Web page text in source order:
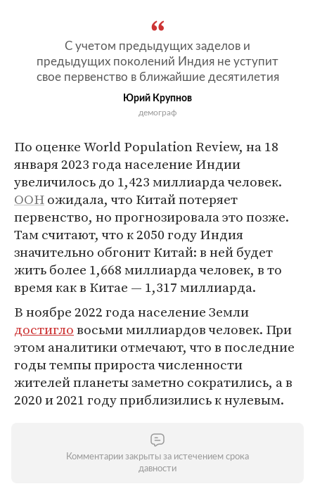
С учетом предыдущих заделов и
предыдущих поколений Индия не уступит
свое первенство в ближайшие десятилетия
Юрий Крупнов
демограф
По оценке World Population Review, на 18
января 2023 года население Индии
увеличилось до 1,423 миллиарда человек.
ООНожидала, что Китай потеряет
первенство, но прогнозировала это позже.
Там считают, что к 2050 году Индия
значительно обгонит Китай: в ней будет
жить более 1,668 миллиарда человек, в то
время как в Китае — 1,317 миллиарда.
В ноябре 2022 года население Земли
достигловосьми миллиардов человек. При
этом аналитики отмечают, что в последние
годы темпы прироста численности
жителей планеты заметно сократились, а в
2020 и 2021 году приблизились к нулевым.
Комментарии закрыты за истечением срока
давности